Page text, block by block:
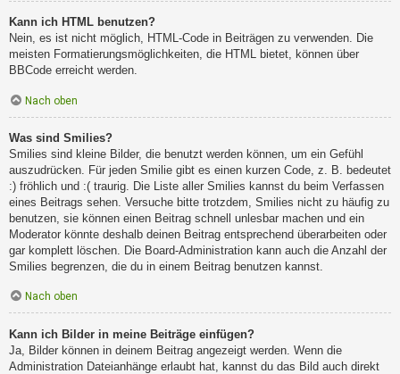
Kann ich HTML benutzen?
Nein, es ist nicht möglich, HTML-Code in Beiträgen zu verwenden. Die
meisten Formatierungsmöglichkeiten, die HTML bietet, können über
BBCode erreicht werden.
Nach oben
Was sind Smilies?
Smilies sind kleine Bilder, die benutzt werden können, um ein Gefühl
auszudrücken. Für jeden Smilie gibt es einen kurzen Code, z. B. bedeutet
:) fröhlich und :( traurig. Die Liste aller Smilies kannst du beim Verfassen
eines Beitrags sehen. Versuche bitte trotzdem, Smilies nicht zu häufig zu
benutzen, sie können einen Beitrag schnell unlesbar machen und ein
Moderator könnte deshalb deinen Beitrag entsprechend überarbeiten oder
gar komplett löschen. Die Board-Administration kann auch die Anzahl der
Smilies begrenzen, die du in einem Beitrag benutzen kannst.
Nach oben
Kann ich Bilder in meine Beiträge einfügen?
Ja, Bilder können in deinem Beitrag angezeigt werden. Wenn die
Administration Dateianhänge erlaubt hat, kannst du das Bild auch direkt